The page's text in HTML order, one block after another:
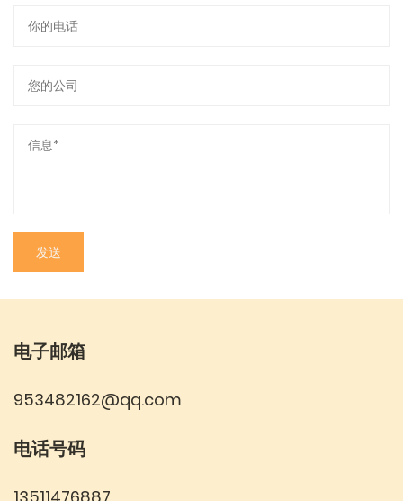
电子邮箱
953482162@qq.com
电话号码